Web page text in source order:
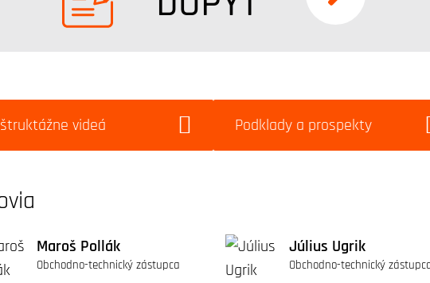
videá Podklady a prospekty
Maroš Pollák
Obchodno-technický zástupca
Július Ugrik
Obchodno-technický